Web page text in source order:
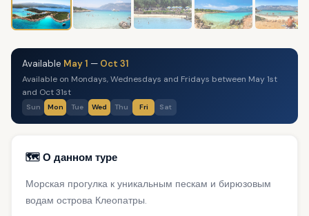
Available May 1 — Oct 31
Available on Mondays, Wednesdays and Fridays between May 1st
and Oct 31st
Sun Mon Tue Wed Thu Fri Sat
🗺️ О данном туре
Морская прогулка к уникальным пескам и бирюзовым
водам острова Клеопатры.